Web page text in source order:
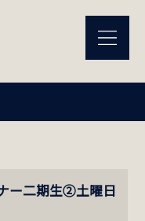
ー二期生②土曜日